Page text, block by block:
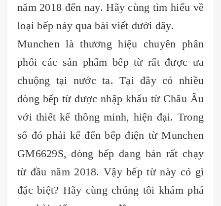
năm 2018 đến nay. Hãy cùng tìm hiểu về
loại bếp này qua bài viết dưới đây.
Munchen là thương hiệu chuyên phân
phối các sản phẩm bếp từ rất được ưa
chuộng tại nước ta. Tại đây có nhiều
dòng bếp từ được nhập khẩu từ Châu Âu
với thiết kế thông minh, hiện đại. Trong
số đó phải kể đến bếp điện từ Munchen
GM6629S, dòng bếp đang bán rất chạy
từ đầu năm 2018. Vậy bếp từ này có gì
đặc biệt? Hãy cùng chúng tôi khám phá